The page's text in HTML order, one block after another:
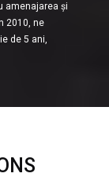
amenajarea și
2010, ne
de 5 ani,